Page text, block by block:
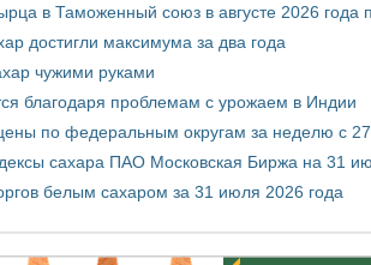
в Таможенный союз в августе 2026 года
достигли максимума за два года
чужими руками
благодаря проблемам с урожаем в Индии
по федеральным округам за неделю с
сахара ПАО Московская Биржа на 31
белым сахаром за 31 июля 2026 года